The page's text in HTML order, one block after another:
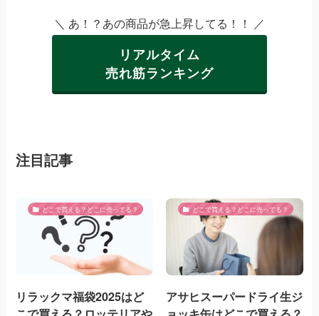
＼ あ！？あの商品が急上昇してる！！ ／
リアルタイム
売れ筋ランキング
注目記事
どこで買える？どこに売ってる？
リラックマ福袋2025はど
どこで買える？どこに売ってる？
アサヒスーパードライ生ジ